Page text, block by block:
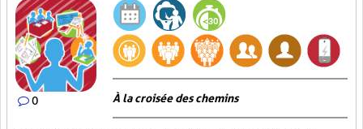
0 À la croisée des chemins